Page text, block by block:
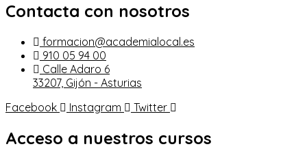
Contacta con nosotros
formacion@academialocal.es
910 05 94 00
Calle Adaro 6
33207, Gijón - Asturias
Facebook
Instagram Twitter
Acceso a nuestros cursos